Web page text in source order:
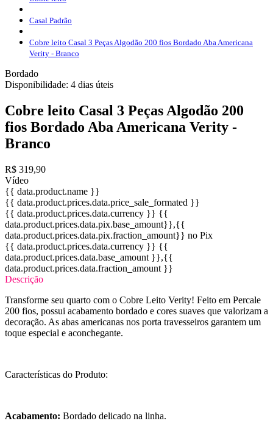
Casal Padrão
Cobre leito Casal 3 Peças Algodão 200 fios Bordado Aba Americana
Verity - Branco
Bordado
Disponibilidade: 4 dias úteis
Cobre leito Casal 3 Peças Algodão 200
fios Bordado Aba Americana Verity -
Branco
R$ 319,90
Vídeo
{{ data.product.name }}
{{ data.product.prices.data.price_sale_formated }}
{{ data.product.prices.data.currency }} {{
data.product.prices.data.pix.base_amount}},{{
data.product.prices.data.pix.fraction_amount}} no Pix
{{ data.product.prices.data.currency }} {{
data.product.prices.data.base_amount }},{{
data.product.prices.data.fraction_amount }}
Descrição
Transforme seu quarto com o Cobre Leito Verity! Feito em Percale
200 fios, possui acabamento bordado e cores suaves que valorizam a
decoração. As abas americanas nos porta travesseiros garantem um
toque especial e aconchegante.
Características do Produto:
Acabamento: Bordado delicado na linha.